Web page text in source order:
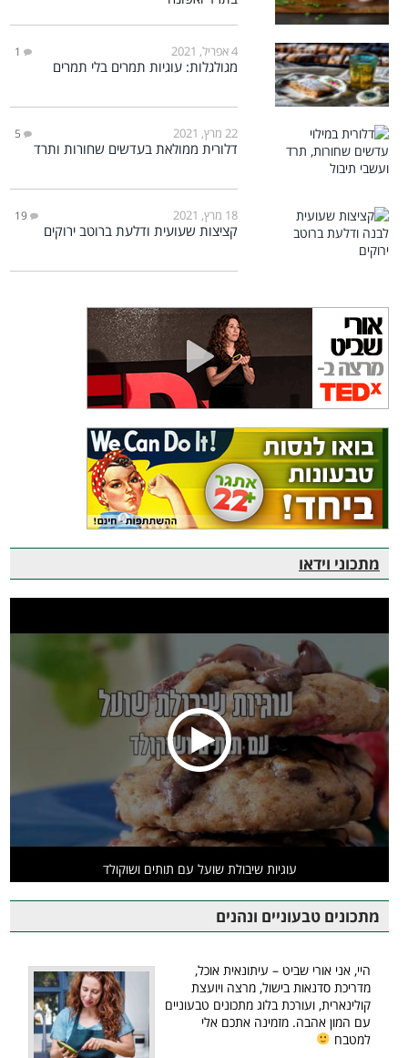
4 אפריל, 2021 1
מגולגלות: עוגיות תמרים בלי תמרים
22 מרץ, 2021 5
דלורית ממולאת בעדשים שחורות ותרד
18 מרץ, 2021 19
קציצות שעועית ודלעת ברוטב ירוקים
מתכוני וידאו
עוגיות שיבולת שועל עם תותים ושוקולד
מתכונים טבעוניים ונהנים
היי, אני אורי שביט – עיתונאית אוכל,
מדריכת סדנאות בישול, מרצה ויועצת
קולינארית, ועורכת בלוג מתכונים טבעוניים
עם המון אהבה. מזמינה אתכם אלי
למטבח